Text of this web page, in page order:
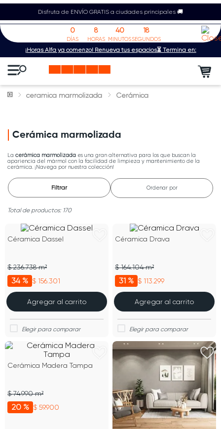
Disfruta de ENVÍO GRATIS a ciudades principales 🚚
¡Horas Alfa ya comenzó! Renueva tus espacios⏳ Termina en:
0
DÍAS
8
HORAS
40
MINUTOS
17
SEGUNDOS
ceramica marmolizada Cerámica
Cerámica marmolizada
La cerámica marmolizada es una gran alternativa para los que buscan la
apariencia del mármol con la facilidad de limpieza y mantenimiento de la
cerámica. ¡Navega por nuestra colección!
Filtrar Ordenar por
170
Céramica Dassel
34 % $ 156.301
$ 236.738 m²
Agregar al carrito
Céramica Drava
31 % $ 113.299
$ 164.104 m²
Agregar al carrito
Cerámica Madera Tampa
20 % $ 59.900
$ 74.990 m²